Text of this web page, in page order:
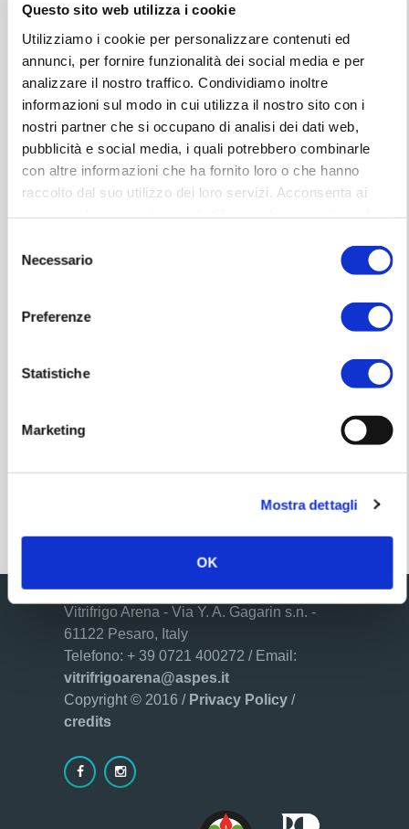
Questo sito web utilizza i cookie
Utilizziamo i cookie per personalizzare contenuti ed
annunci, per fornire funzionalità dei social media e per
analizzare il nostro traffico. Condividiamo inoltre
informazioni sul modo in cui utilizza il nostro sito con i
nostri partner che si occupano di analisi dei dati web,
pubblicità e social media, i quali potrebbero combinarle
con altre informazioni che ha fornito loro o che hanno
raccolto dal suo utilizzo dei loro servizi. Acconsenta ai
delNecessario
Preferenze
Statistiche
Marketing
Mostra dettagli
OK
06 mag 2023, 13:00
Convention Tecnocasa - Evento Privato
Sabato 6 Maggio
Vitrifrigo Arena - Via Y. A. Gagarin s.n. -
61122 Pesaro, Italy
Telefono: + 39 0721 400272 / Email:
vitrifrigoarena@aspes.it
Copyright © 2016 / Privacy Policy /
credits